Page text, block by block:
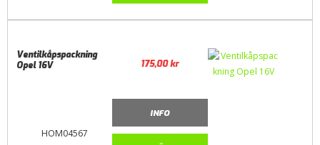
HOM04567
Ventilkåpspackning
Opel 16V
175,00kr
INFO